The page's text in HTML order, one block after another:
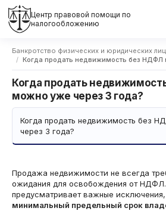
Центр правовой помощи по
налогообложению
Банкротство физических и юридических лиц
Когда продать недвижимость без НДФЛ
Когда продать
можно уже через 3 года?
Когда продать недвижимость без
через 3 года?
Продажа недвижимости не всегда
ожидания для освобождения от
предусматривает важные
минимальный предельный срок